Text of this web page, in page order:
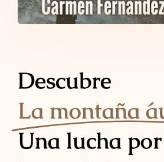
Descubre
La montaña
Una lucha